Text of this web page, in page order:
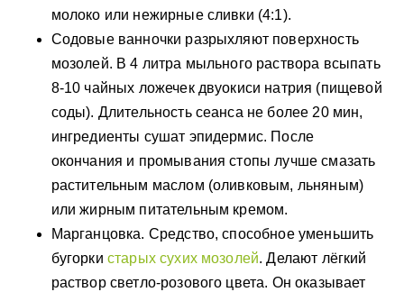
молоко или нежирные сливки (4:1).
Содовые ванночки разрыхляют поверхность
мозолей. В 4 литра мыльного раствора всыпать
8-10 чайных ложечек двуокиси натрия (пищевой
соды). Длительность сеанса не более 20 мин,
ингредиенты сушат эпидермис. После
окончания и промывания стопы лучше смазать
растительным маслом (оливковым, льняным)
или жирным питательным кремом.
Марганцовка. Средство, способное уменьшить
бугорки старых сухих мозолей. Делают лёгкий
раствор светло-розового цвета. Он оказывает